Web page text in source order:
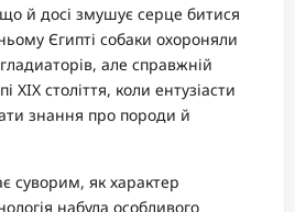
й досі змушує серце битися
Єгипті собаки охороняли
але справжній
XIX століття, коли ентузіасти
знання про породи й
суворим, як характер
набула особливого